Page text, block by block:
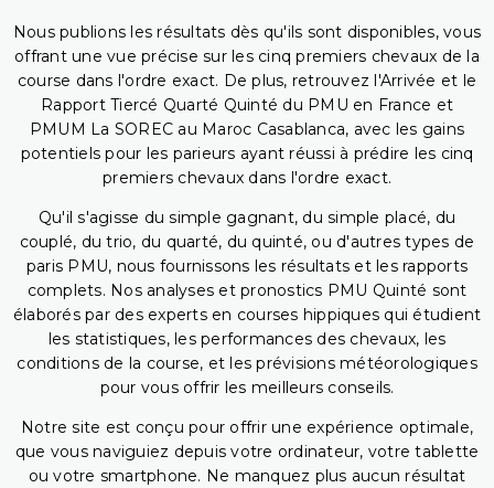
Nous publions les résultats dès qu'ils sont disponibles, vous
offrant une vue précise sur les cinq premiers chevaux de la
course dans l'ordre exact. De plus, retrouvez l'Arrivée et le
Rapport Tiercé Quarté Quinté du PMU en France et
PMUM La SOREC au Maroc Casablanca, avec les gains
potentiels pour les parieurs ayant réussi à prédire les cinq
premiers chevaux dans l'ordre exact.
Qu'il s'agisse du simple gagnant, du simple placé, du
couplé, du trio, du quarté, du quinté, ou d'autres types de
paris PMU, nous fournissons les résultats et les rapports
complets. Nos analyses et pronostics PMU Quinté sont
élaborés par des experts en courses hippiques qui étudient
les statistiques, les performances des chevaux, les
conditions de la course, et les prévisions météorologiques
pour vous offrir les meilleurs conseils.
Notre site est conçu pour offrir une expérience optimale,
que vous naviguiez depuis votre ordinateur, votre tablette
ou votre smartphone. Ne manquez plus aucun résultat